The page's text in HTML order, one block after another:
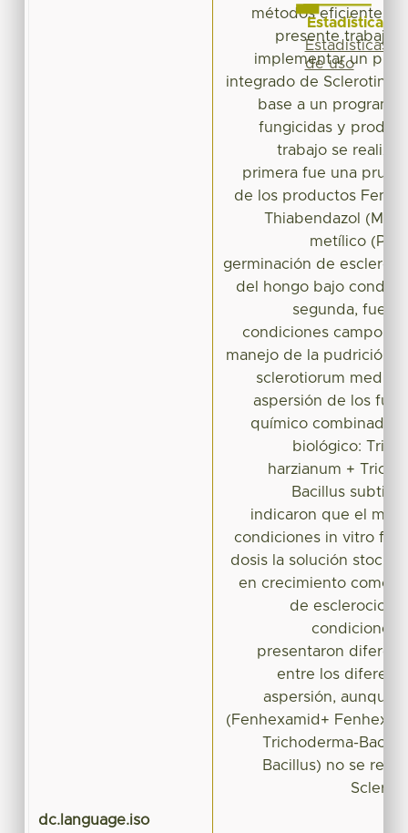
métodos eficientes
presente trabajo
implementar un
integrado de Sclerotinia
base a un
fungicidas y
trabajo se realizó
primera fue una
de los productos
Thiabendazol
metílico
germinación de
del hongo bajo
segunda, fue
condiciones campo
manejo de la pudrición
sclerotiorum
aspersión de los
químico combinado
biológico:
harzianum +
Bacillus
indicaron que el
condiciones in vitro fue
dosis la solución stock
en crecimiento como
de esclerocios
condiciones
presentaron
entre los
aspersión, aunque
(Fenhexamid+
Trichoderma-
Bacillus) no se
dc.language.iso
Estadísticas
Estadísticas
de uso